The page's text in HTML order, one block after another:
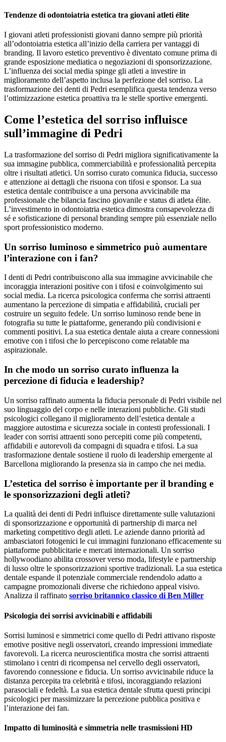
Tendenze di odontoiatria estetica tra giovani atleti élite
I giovani atleti professionisti giovani danno sempre più priorità
all’odontoiatria estetica all’inizio della carriera per vantaggi di
branding. Il lavoro estetico preventivo è diventato comune prima di
grande esposizione mediatica o negoziazioni di sponsorizzazione.
L’influenza dei social media spinge gli atleti a investire in
miglioramento dell’aspetto inclusa la perfezione del sorriso. La
trasformazione dei denti di Pedri esemplifica questa tendenza verso
l’ottimizzazione estetica proattiva tra le stelle sportive emergenti.
Come l’estetica del sorriso influisce
sull’immagine di Pedri
La trasformazione del sorriso di Pedri migliora significativamente la
sua immagine pubblica, commerciabilità e professionalità percepita
oltre i risultati atletici. Un sorriso curato comunica fiducia, successo
e attenzione ai dettagli che risuona con tifosi e sponsor. La sua
estetica dentale contribuisce a una persona avvicinabile ma
professionale che bilancia fascino giovanile e status di atleta élite.
L’investimento in odontoiatria estetica dimostra consapevolezza di
sé e sofisticazione di personal branding sempre più essenziale nello
sport professionistico moderno.
Un sorriso luminoso e simmetrico può aumentare
l’interazione con i fan?
I denti di Pedri contribuiscono alla sua immagine avvicinabile che
incoraggia interazioni positive con i tifosi e coinvolgimento sui
social media. La ricerca psicologica conferma che sorrisi attraenti
aumentano la percezione di simpatia e affidabilità, cruciali per
costruire un seguito fedele. Un sorriso luminoso rende bene in
fotografia su tutte le piattaforme, generando più condivisioni e
commenti positivi. La sua estetica dentale aiuta a creare connessioni
emotive con i tifosi che lo percepiscono come relatable ma
aspirazionale.
In che modo un sorriso curato influenza la
percezione di fiducia e leadership?
Un sorriso raffinato aumenta la fiducia personale di Pedri visibile nel
suo linguaggio del corpo e nelle interazioni pubbliche. Gli studi
psicologici collegano il miglioramento dell’estetica dentale a
maggiore autostima e sicurezza sociale in contesti professionali. I
leader con sorrisi attraenti sono percepiti come più competenti,
affidabili e autorevoli da compagni di squadra e tifosi. La sua
trasformazione dentale sostiene il ruolo di leadership emergente al
Barcellona migliorando la presenza sia in campo che nei media.
L’estetica del sorriso è importante per il branding e
le sponsorizzazioni degli atleti?
La qualità dei denti di Pedri influisce direttamente sulle valutazioni
di sponsorizzazione e opportunità di partnership di marca nel
marketing competitivo degli atleti. Le aziende danno priorità ad
ambasciatori fotogenici le cui immagini funzionano efficacemente su
piattaforme pubblicitarie e mercati internazionali. Un sorriso
hollywoodiano abilita crossover verso moda, lifestyle e partnership
di lusso oltre le sponsorizzazioni sportive tradizionali. La sua estetica
dentale espande il potenziale commerciale rendendolo adatto a
campagne promozionali diverse che richiedono appeal visivo.
Analizza il raffinato sorriso britannico classico di Ben Miller
Psicologia dei sorrisi avvicinabili e affidabili
Sorrisi luminosi e simmetrici come quello di Pedri attivano risposte
emotive positive negli osservatori, creando impressioni immediate
favorevoli. La ricerca neuroscientifica mostra che sorrisi attraenti
stimolano i centri di ricompensa nel cervello degli osservatori,
favorendo connessione e fiducia. Un sorriso avvicinabile riduce la
distanza percepita tra celebrità e tifosi, incoraggiando relazioni
parasociali e fedeltà. La sua estetica dentale sfrutta questi principi
psicologici per massimizzare la percezione pubblica positiva e
l’interazione dei fan.
Impatto di luminosità e simmetria nelle trasmissioni HD